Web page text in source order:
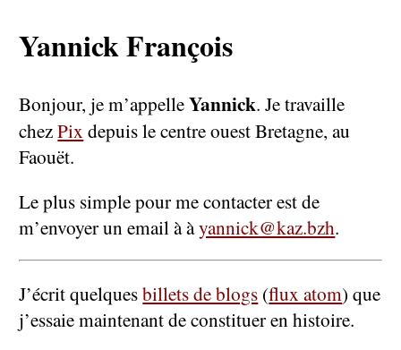
Yannick François
Bonjour, je m’appelleYannick. Je travaille
chezPix depuis le centre ouest Bretagne, au
Faouët.
Le plus simple pour me contacter est de
m’envoyer un email à àyannick@kaz.bzh.
J’écrit quelquesbillets de blogs (flux atom) que
j’essaie maintenant de constituer en histoire.